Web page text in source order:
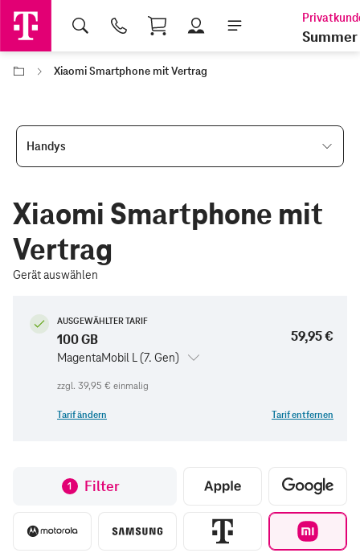
Shopping Cart
Summer
Xiaomi Smartphone mit Vertrag
Handys
Xiaomi Smartphone mit
Vertrag
Gerät auswählen
AUSGEWÄHLTER TARIF
100 GB
MagentaMobil L (7. Gen)
59,95 €
zzgl. 39,95 € einmalig
Tarif ändern Tarif entfernen
1 Filter